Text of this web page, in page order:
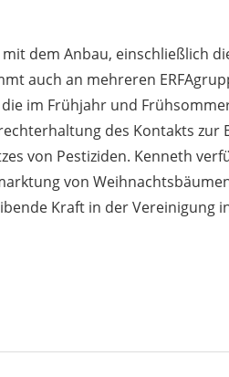
dem Anbau, einschließlich
auch an mehreren
im Frühjahr und
des Kontakts
von Pestiziden. Kenneth
von
Kraft in der Vereinigung